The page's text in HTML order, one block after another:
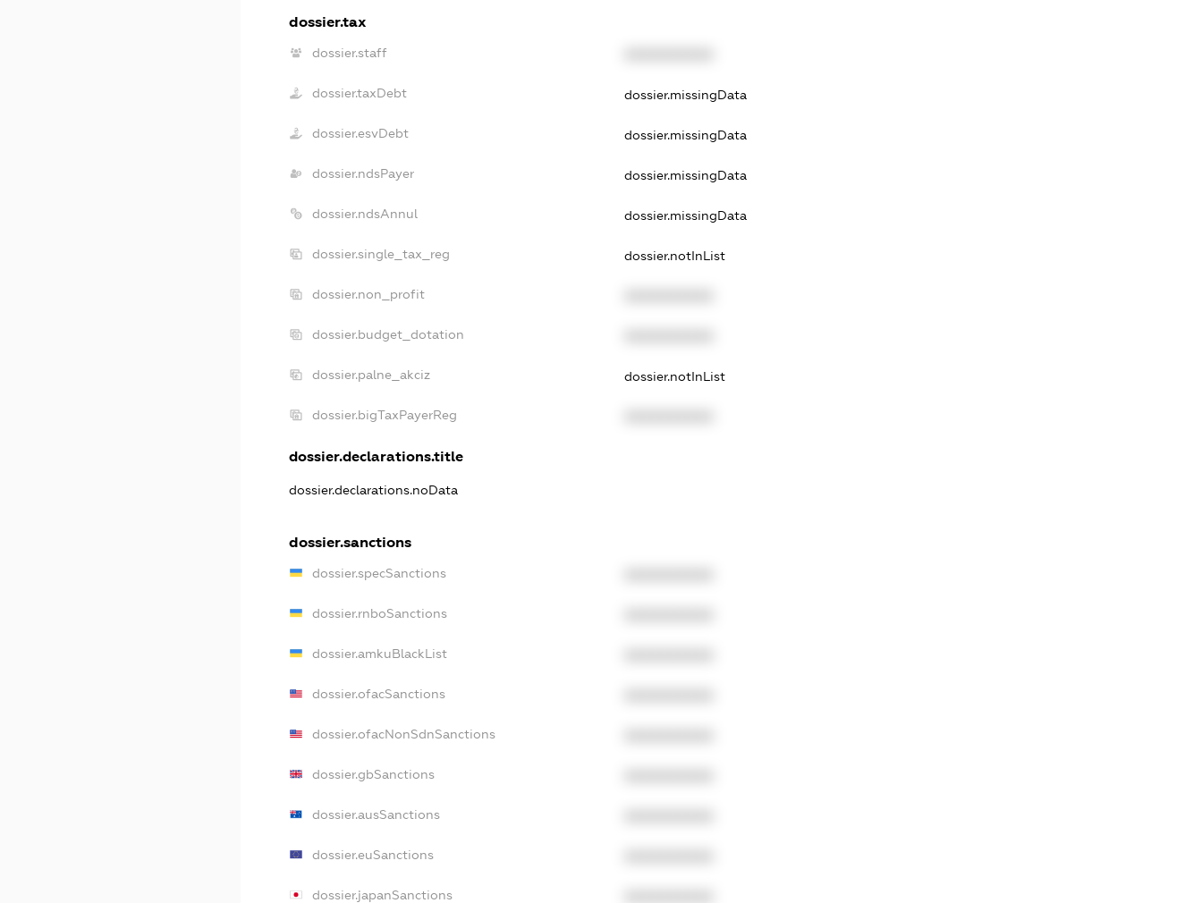
dossier.tax
dossier.staff
dossier.taxDebt dossier.missingData
dossier.esvDebt dossier.missingData
dossier.ndsPayer dossier.missingData
dossier.ndsAnnul dossier.missingData
dossier.single_tax_reg dossier.notInList
dossier.non_profit
dossier.budget_dotation
dossier.palne_akciz dossier.notInList
dossier.bigTaxPayerReg
dossier.declarations.title
dossier.declarations.noData
dossier.sanctions
dossier.specSanctions
dossier.rnboSanctions
dossier.amkuBlackList
dossier.ofacSanctions
dossier.ofacNonSdnSanctions
dossier.gbSanctions
dossier.ausSanctions
dossier.euSanctions
dossier.japanSanctions